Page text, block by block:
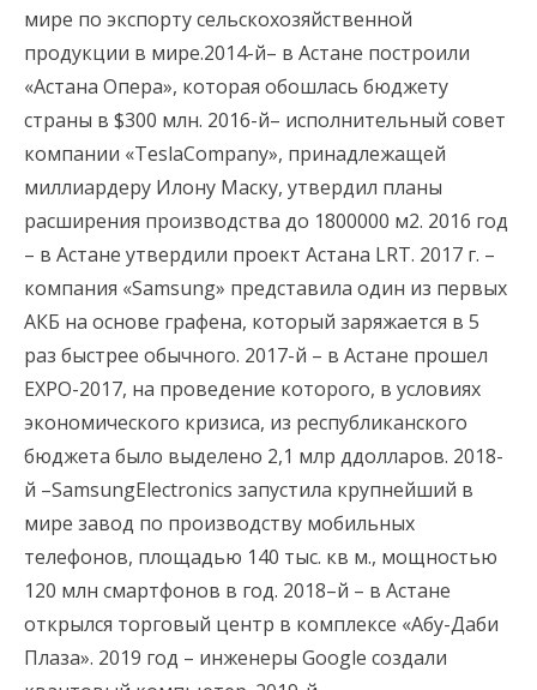
мире по экспорту сельскохозяйственной
продукции в мире.2014-й– в Астане построили
«Астана Опера», которая обошлась бюджету
страны в $300 млн. 2016-й– исполнительный совет
компании «TeslaCompany», принадлежащей
миллиардеру Илону Маску, утвердил планы
расширения производства до 1800000 м2. 2016 год
– в Астане утвердили проект Астана LRT. 2017 г. –
компания «Samsung» представила один из первых
АКБ на основе графена, который заряжается в 5
раз быстрее обычного. 2017-й – в Астане прошел
EXPO-2017, на проведение которого, в условиях
экономического кризиса, из республиканского
бюджета было выделено 2,1 млр ддолларов. 2018-
й –SamsungElectronics запустила крупнейший в
мире завод по производству мобильных
телефонов, площадью 140 тыс. кв м., мощностью
120 млн смартфонов в год. 2018–й – в Астане
открылся торговый центр в комплексе «Абу-Даби
Плаза». 2019 год – инженеры Google создали